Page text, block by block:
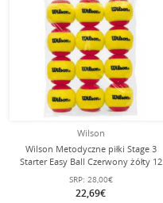
Wilson
Wilson Metodyczne piłki Stage 3
Starter Easy Ball Czerwony żółty 12
sztuk w torbie
SRP: 28,00€
22,69€